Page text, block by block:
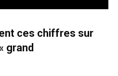
ces chiffres sur
grand